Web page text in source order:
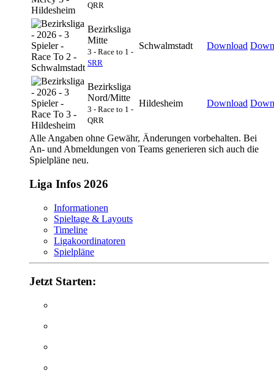
QRR
Bezirksliga
Mitte
3 - Race to 1 -
SRR
Schwalmstadt Download
Bezirksliga
Nord/Mitte
3 - Race to 1 -
QRR
Hildesheim Download
Alle Angaben ohne Gewähr, Änderungen vorbehalten. Bei
An- und Abmeldungen von Teams generieren sich auch die
Spielpläne neu.
Liga Infos 2026
Informationen
Spieltage & Layouts
Timeline
Ligakoordinatoren
Spielpläne
Jetzt Starten: